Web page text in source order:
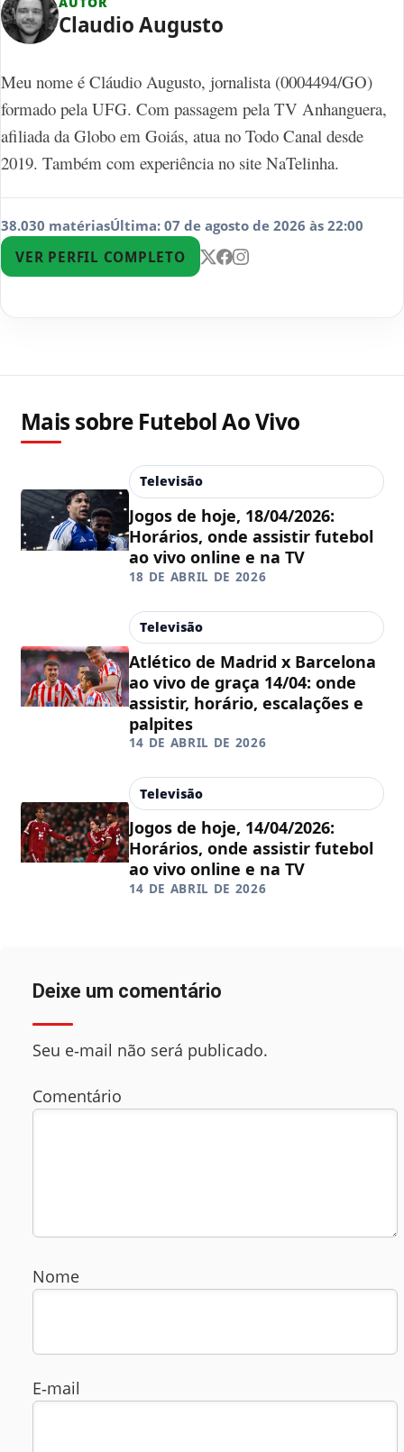
Claudio Augusto
Meu nome é Cláudio Augusto, jornalista (0004494/GO)
formado pela UFG. Com passagem pela TV Anhanguera,
afiliada da Globo em Goiás, atua no Todo Canal desde
2019. Também com experiência no site NaTelinha.
38.030 matériasÚltima: 07 de agosto de 2026 às 22:00
VER PERFIL COMPLETO
Mais sobre Futebol Ao Vivo
Televisão
Jogos de hoje, 18/04/2026:
Horários, onde assistir futebol
ao vivo online e na TV
18 DE ABRIL DE 2026
Televisão
Atlético de Madrid x Barcelona
ao vivo de graça 14/04: onde
assistir, horário, escalações e
palpites
14 DE ABRIL DE 2026
Televisão
Jogos de hoje, 14/04/2026:
Horários, onde assistir futebol
ao vivo online e na TV
14 DE ABRIL DE 2026
Deixe um comentário
Seu e‑mail não será publicado.
Comentário
Nome
E‑mail